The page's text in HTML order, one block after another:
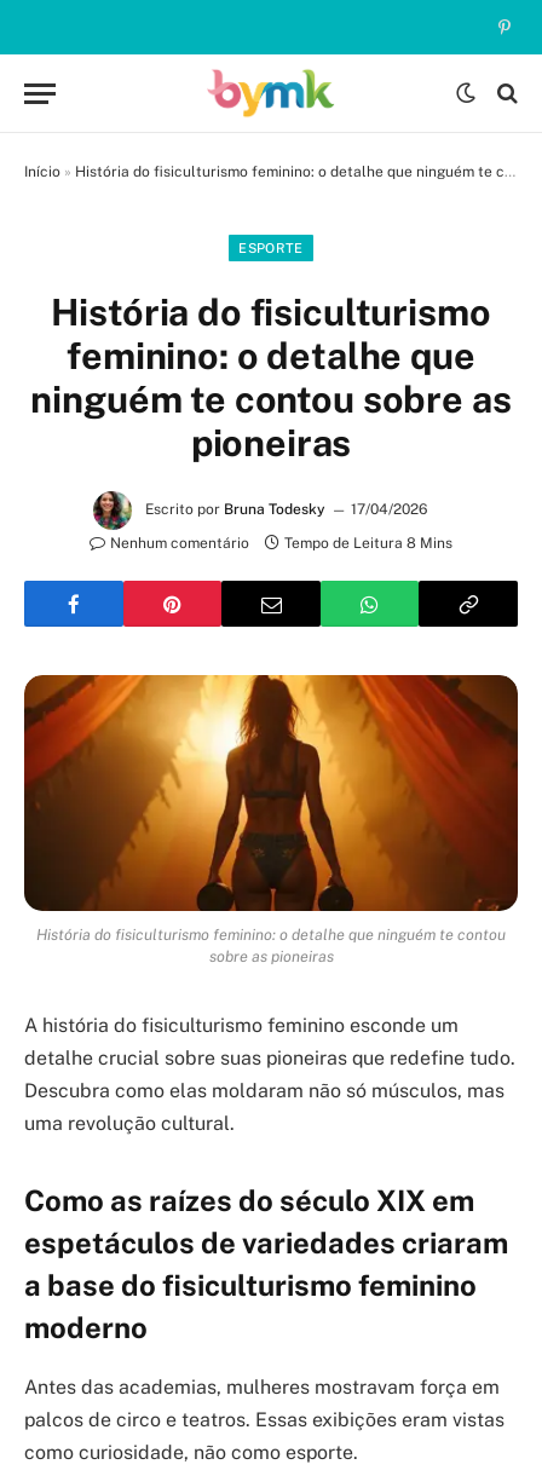
Início » História do fisiculturismo feminino: o detalhe que ninguém te contou sobre as pioneiras
ESPORTE
História do fisiculturismo
feminino: o detalhe que
ninguém te contou sobre as
pioneiras
Escrito por Bruna Todesky
17/04/2026
Nenhum comentário
Tempo de Leitura 8 Mins
História do fisiculturismo feminino: o detalhe que ninguém te contou
sobre as pioneiras
A história do fisiculturismo feminino esconde um
detalhe crucial sobre suas pioneiras que redefine tudo.
Descubra como elas moldaram não só músculos, mas
uma revolução cultural.
Como as raízes do século XIX em
espetáculos de variedades criaram
a base do fisiculturismo feminino
moderno
Antes das academias, mulheres mostravam força em
palcos de circo e teatros. Essas exibições eram vistas
como curiosidade, não como esporte.